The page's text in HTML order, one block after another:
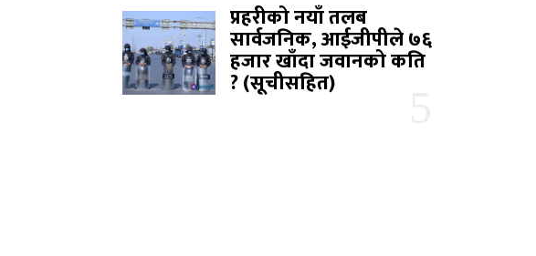
प्रहरीको नयाँ तलब
सार्वजनिक, आईजीपीले ७६
हजार खाँदा जवानको कति
? (सूचीसहित)